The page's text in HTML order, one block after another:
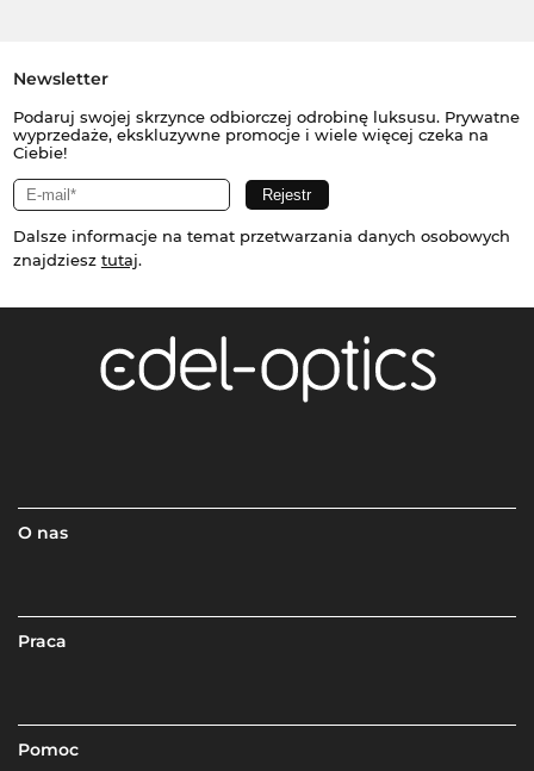
Newsletter
Podaruj swojej skrzynce odbiorczej odrobinę luksusu. Prywatne
wyprzedaże, ekskluzywne promocje i wiele więcej czeka na
Ciebie!
Dalsze informacje na temat przetwarzania danych osobowych
znajdziesz tutaj.
O nas
Praca
Pomoc